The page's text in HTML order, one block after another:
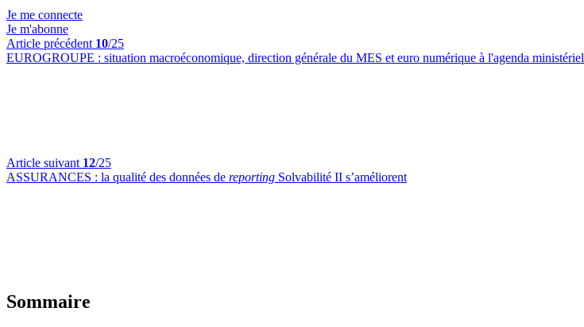
Je me connecte
Je m'abonne
Article précédent 10/25
EUROGROUPE : situation macroéconomique, direction générale du MES et euro numérique à l'agenda ministériel
Article suivant 12/25
ASSURANCES : la qualité des données de reporting Solvabilité II s’améliorent
Sommaire